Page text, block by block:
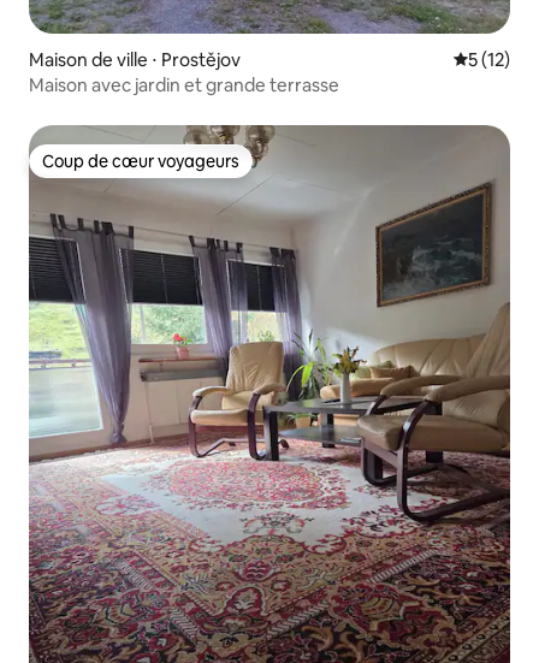
Maison de ville ⋅ Prostějov
5 (12)
Maison avec jardin et grande terrasse
Coup de cœur voyageurs
Coup de cœur voyageurs